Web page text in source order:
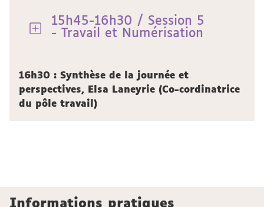
15h45-16h30 / Session 5
- Travail et Numérisation
16h30 : Synthèse de la journée et
perspectives, Elsa Laneyrie (Co-cordinatrice
du pôle travail)
Informations pratiques